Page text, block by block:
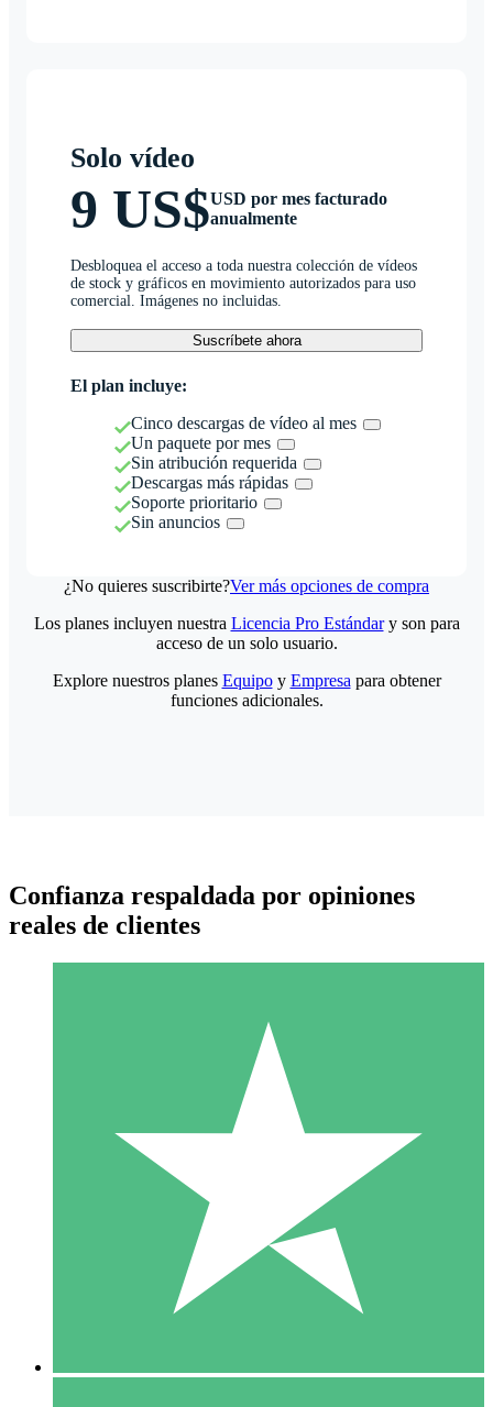
Solo vídeo
9 US$USD por mes facturado
anualmente
Desbloquea el acceso a toda nuestra colección de vídeos
de stock y gráficos en movimiento autorizados para uso
comercial. Imágenes no incluidas.
Suscríbete ahora
El plan incluye:
Cinco descargas de vídeo al mes
Un paquete por mes
Sin atribución requerida
Descargas más rápidas
Soporte prioritario
Sin anuncios
¿No quieres suscribirte?Ver más opciones de compra
Paquetes de Créditos Individuales
Paga según el uso con créditos de descarga. Sin compromiso
10 00
Los planes incluyen nuestra Licencia Pro Estándary son para
acceso de un solo usuario.
Explore nuestros planes Equipoy Empresa para obtener
funciones adicionales.
Confianza respaldada por opiniones
reales de clientes